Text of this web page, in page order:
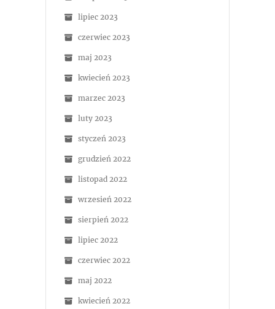
lipiec 2023
czerwiec 2023
maj 2023
kwiecień 2023
marzec 2023
luty 2023
styczeń 2023
grudzień 2022
listopad 2022
wrzesień 2022
sierpień 2022
lipiec 2022
czerwiec 2022
maj 2022
kwiecień 2022